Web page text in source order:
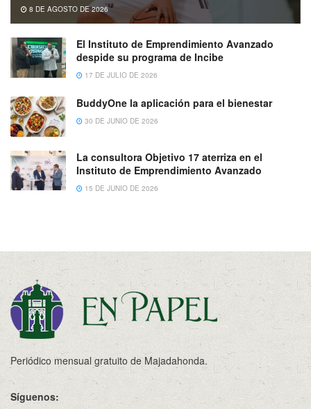
8 DE AGOSTO DE 2026
El Instituto de Emprendimiento Avanzado
despide su programa de Incibe
17 DE JULIO DE 2026
BuddyOne la aplicación para el bienestar
30 DE JUNIO DE 2026
La consultora Objetivo 17 aterriza en el
Instituto de Emprendimiento Avanzado
15 DE JUNIO DE 2026
Periódico mensual gratuito de Majadahonda.
Síguenos: